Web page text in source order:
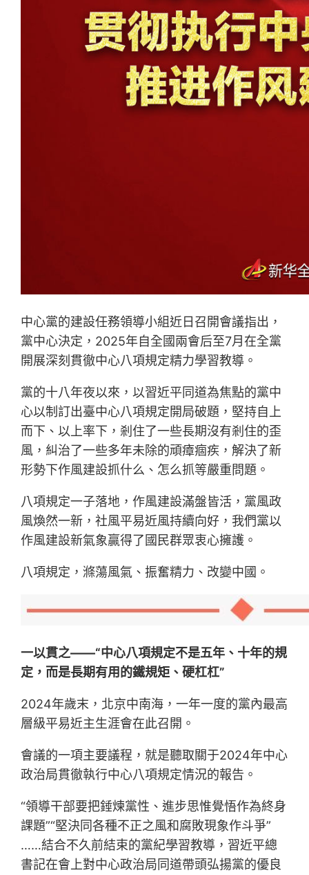
中心黨的建設任務領導小組近日召開會議指出，
黨中心決定，2025年自全國兩會后至7月在全黨
開展深刻貫徹中心八項規定精力學習教導。
黨的十八年夜以來，以習近平同道為焦點的黨中
心以制訂出臺中心八項規定開局破題，堅持自上
而下、以上率下，剎住了一些長期沒有剎住的歪
風，糾治了一些多年未除的頑瘴痼疾，解決了新
形勢下作風建設抓什么、怎么抓等嚴重問題。
八項規定一子落地，作風建設滿盤皆活，黨風政
風煥然一新，社風平易近風持續向好，我們黨以
作風建設新氣象贏得了國民群眾衷心擁護。
八項規定，滌蕩風氣、振奮精力、改變中國。
一以貫之——“中心八項規定不是五年、十年的規
定，而是長期有用的鐵規矩、硬杠杠”
2024年歲末，北京中南海，一年一度的黨內最高
層級平易近主生涯會在此召開。
會議的一項主要議程，就是聽取關于2024年中心
政治局貫徹執行中心八項規定情況的報告。
“領導干部要把錘煉黨性、進步思惟覺悟作為終身
課題”“堅決同各種不正之風和腐敗現象作斗爭”
……結合不久前結束的黨紀學習教導，習近平總
書記在會上對中心政治局同道帶頭弘揚黨的優良